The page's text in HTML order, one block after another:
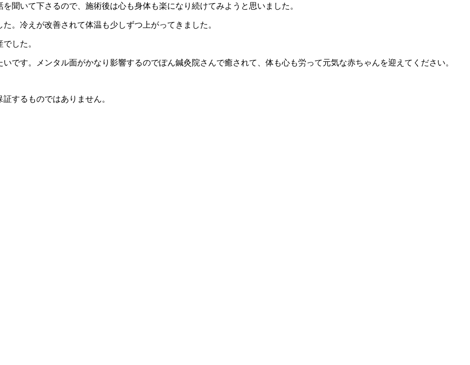
聞いて下さるので、施術後は心も身体も楽になり続けてみようと思いました。
。冷えが改善されて体温も少しずつ上がってきました。
した。
です。メンタル面がかなり影響するのでぽん鍼灸院さんで癒されて、体も心も労って元気な赤ちゃんを迎えてください。
するものではありません。